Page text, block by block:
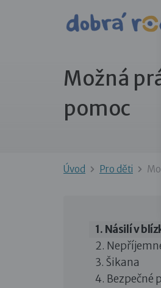
Možná
pomoc
Úvod Pro děti
Násilí v
Šikana
Bezpečné